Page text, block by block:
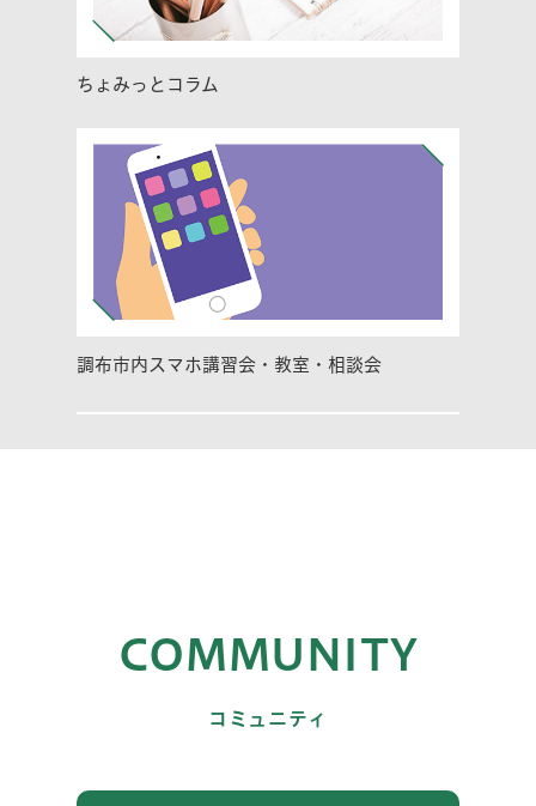
ちょみっとコラム
調布市内スマホ講習会・教室・相談会
COMMUNITY
コミュニティ